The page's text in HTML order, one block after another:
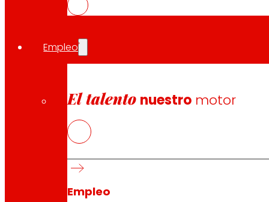
Empleo
El talento nuestro motor
Empleo
persiste una elevada dependencia de los combustibles
incorporación de soluciones de movilidad más
Durante el ejercicio anterior, EROSKI siguió
de alcanzar la neutralidad climática en 2050.
climatización más eficiente y refrigerantes con
Vitoria-Gasteiz o la plataforma de Zal en Barcelona,
ecoeficiencia.
de diferentes soluciones de electrificación. Así, los